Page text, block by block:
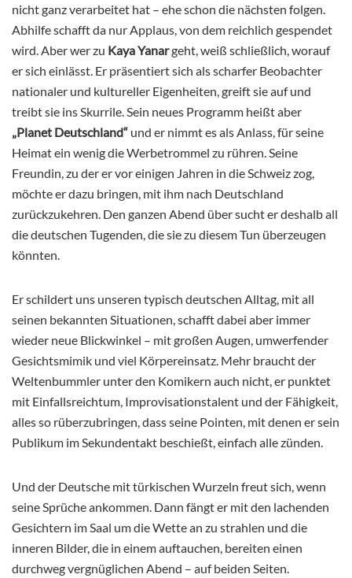
nicht ganz verarbeitet hat – ehe schon die nächsten folgen.
Abhilfe schafft da nur Applaus, von dem reichlich gespendet
wird. Aber wer zu Kaya Yanargeht, weiß schließlich, worauf
er sich einlässt. Er präsentiert sich als scharfer Beobachter
nationaler und kultureller Eigenheiten, greift sie auf und
treibt sie ins Skurrile. Sein neues Programm heißt aber
„Planet Deutschland“ und er nimmt es als Anlass, für seine
Heimat ein wenig die Werbetrommel zu rühren. Seine
Freundin, zu der er vor einigen Jahren in die Schweiz zog,
möchte er dazu bringen, mit ihm nach Deutschland
zurückzukehren. Den ganzen Abend über sucht er deshalb all
die deutschen Tugenden, die sie zu diesem Tun überzeugen
könnten.
Er schildert uns unseren typisch deutschen Alltag, mit all
seinen bekannten Situationen, schafft dabei aber immer
wieder neue Blickwinkel – mit großen Augen, umwerfender
Gesichtsmimik und viel Körpereinsatz. Mehr braucht der
Weltenbummler unter den Komikern auch nicht, er punktet
mit Einfallsreichtum, Improvisationstalent und der Fähigkeit,
alles so rüberzubringen, dass seine Pointen, mit denen er sein
Publikum im Sekundentakt beschießt, einfach alle zünden.
Und der Deutsche mit türkischen Wurzeln freut sich, wenn
seine Sprüche ankommen. Dann fängt er mit den lachenden
Gesichtern im Saal um die Wette an zu strahlen und die
inneren Bilder, die in einem auftauchen, bereiten einen
durchweg vergnüglichen Abend – auf beiden Seiten.